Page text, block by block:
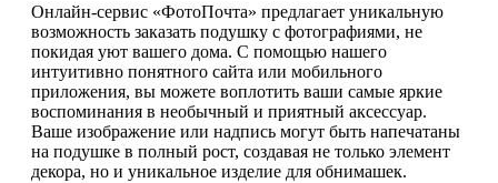
Онлайн-сервис «ФотоПочта» предлагает уникальную
возможность заказать подушку с фотографиями, не
покидая уют вашего дома. С помощью нашего
интуитивно понятного сайта или мобильного
приложения, вы можете воплотить ваши самые яркие
воспоминания в необычный и приятный аксессуар.
Ваше изображение или надпись могут быть напечатаны
на подушке в полный рост, создавая не только элемент
декора, но и уникальное изделие для обнимашек.